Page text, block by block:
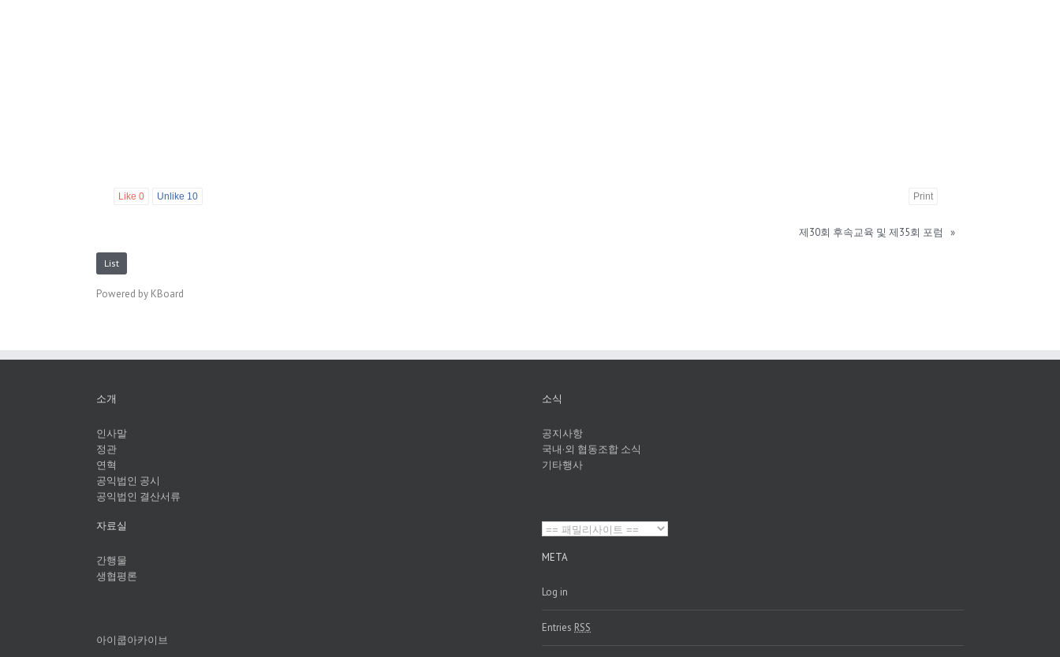
Like 0 Unlike 10 Print
제30회 후속교육 및 제35회 포럼 »
List
Powered by KBoard
소개
인사말
정관
연혁
공익법인 공시
공익법인 결산서류
소식
공지사항
국내·외 협동조합 소식
기타행사
자료실
간행물
생협평론
아이쿱아카이브
META
Log in
Entries RSS